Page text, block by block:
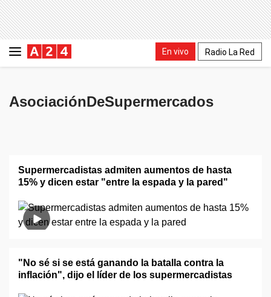
En vivo Radio La Red
AsociaciónDeSupermercados
Supermercadistas admiten aumentos de hasta
15% y dicen estar "entre la espada y la pared"
"No sé si se está ganando la batalla contra la
inflación", dijo el líder de los supermercadistas